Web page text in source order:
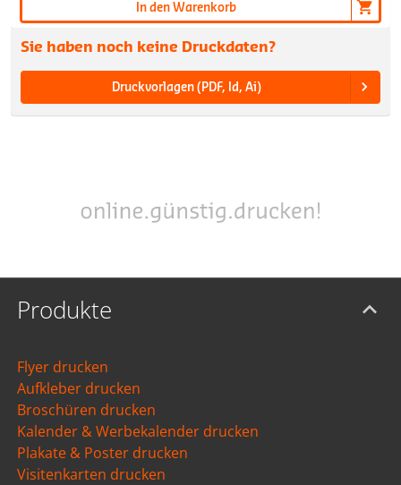
In den Warenkorb
Sie haben noch keine Druckdaten?
Druckvorlagen (PDF, Id, Ai)
Produkte
Flyer drucken
Aufkleber drucken
Broschüren drucken
Kalender & Werbekalender drucken
Plakate & Poster drucken
Visitenkarten drucken